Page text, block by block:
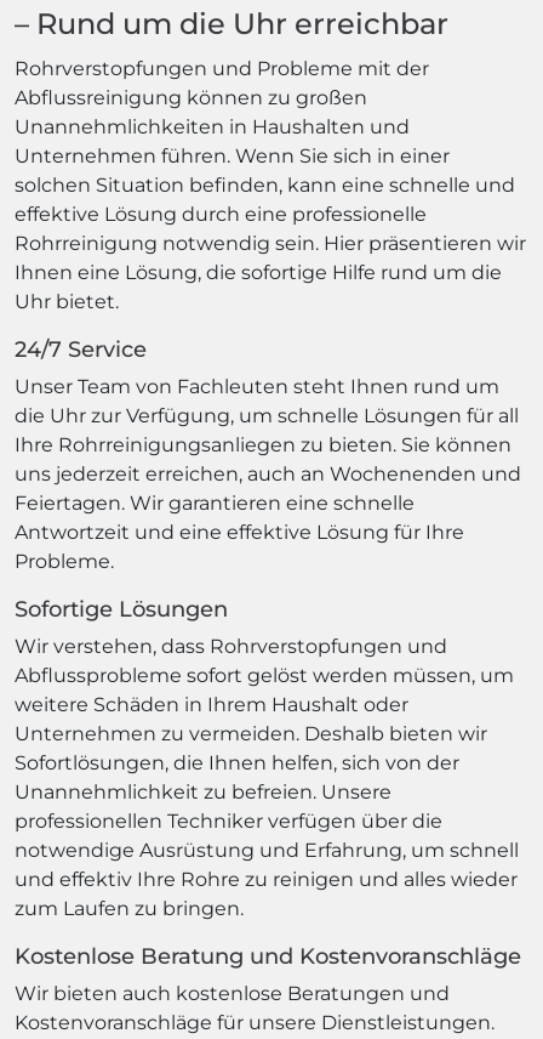
– Rund um die Uhr erreichbar
Rohrverstopfungen und Probleme mit der
Abflussreinigung können zu großen
Unannehmlichkeiten in Haushalten und
Unternehmen führen. Wenn Sie sich in einer
solchen Situation befinden, kann eine schnelle und
effektive Lösung durch eine professionelle
Rohrreinigung notwendig sein. Hier präsentieren wir
Ihnen eine Lösung, die sofortige Hilfe rund um die
Uhr bietet.
24/7 Service
Unser Team von Fachleuten steht Ihnen rund um
die Uhr zur Verfügung, um schnelle Lösungen für all
Ihre Rohrreinigungsanliegen zu bieten. Sie können
uns jederzeit erreichen, auch an Wochenenden und
Feiertagen. Wir garantieren eine schnelle
Antwortzeit und eine effektive Lösung für Ihre
Probleme.
Sofortige Lösungen
Wir verstehen, dass Rohrverstopfungen und
Abflussprobleme sofort gelöst werden müssen, um
weitere Schäden in Ihrem Haushalt oder
Unternehmen zu vermeiden. Deshalb bieten wir
Sofortlösungen, die Ihnen helfen, sich von der
Unannehmlichkeit zu befreien. Unsere
professionellen Techniker verfügen über die
notwendige Ausrüstung und Erfahrung, um schnell
und effektiv Ihre Rohre zu reinigen und alles wieder
zum Laufen zu bringen.
Kostenlose Beratung und Kostenvoranschläge
Wir bieten auch kostenlose Beratungen und
Kostenvoranschläge für unsere Dienstleistungen.